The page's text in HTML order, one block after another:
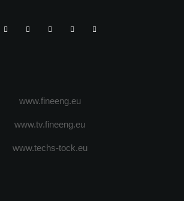
www.fineeng.eu
www.tv.fineeng.eu
www.techs-tock.eu